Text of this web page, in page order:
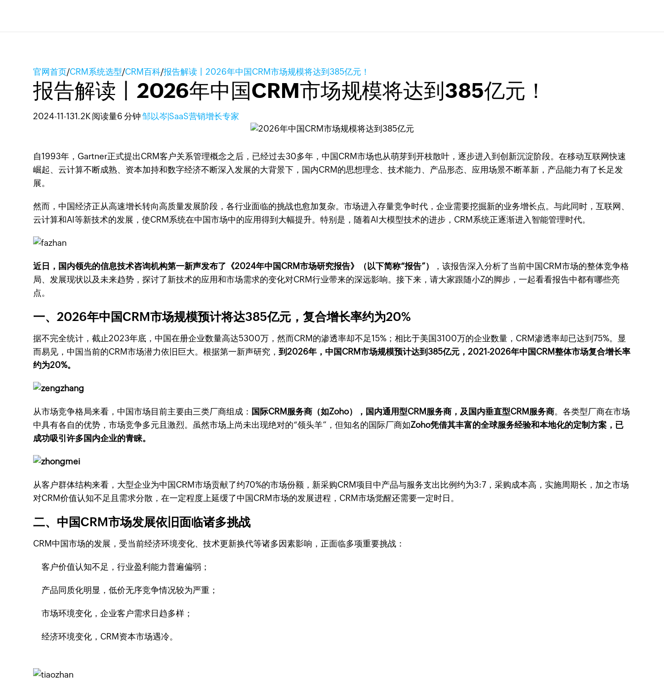
官网首页/CRM系统选型/CRM百科/报告解读丨2026年中国CRM市场规模将达到385亿元！
报告解读丨2026年中国CRM市场规模将达到385亿元！
2024-11-131.2K 阅读量6 分钟 邹以岑|SaaS营销增长专家
自1993年，Gartner正式提出CRM客户关系管理概念之后，已经过去30多年，中国CRM市场也从萌芽到开枝散叶，逐步进入到创新沉淀阶段。在移动互联网快速
崛起、云计算不断成熟、资本加持和数字经济不断深入发展的大背景下，国内CRM的思想理念、技术能力、产品形态、应用场景不断革新，产品能力有了长足发
展。
然而，中国经济正从高速增长转向高质量发展阶段，各行业面临的挑战也愈加复杂。市场进入存量竞争时代，企业需要挖掘新的业务增长点。与此同时，互联网、
云计算和AI等新技术的发展，使CRM系统在中国市场中的应用得到大幅提升。特别是，随着AI大模型技术的进步，CRM系统正逐渐进入智能管理时代。
近日，国内领先的信息技术咨询机构第一新声发布了《2024年中国CRM市场研究报告》（以下简称“报告”）
，该报告深入分析了当前中国CRM市场的整体竞争格
局、发展现状以及未来趋势，探讨了新技术的应用和市场需求的变化对CRM行业带来的深远影响。接下来，请大家跟随小Z的脚步，一起看看报告中都有哪些亮
点。
一、2026年中国CRM市场规模预计将达385亿元，复合增长率约为20%
据不完全统计，截止2023年底，中国在册企业数量高达5300万，然而CRM的渗透率却不足15%；相比于美国3100万的企业数量，CRM渗透率却已达到75%。显
而易见，中国当前的CRM市场潜力依旧巨大。根据第一新声研究，到2026年，中国CRM市场规模预计达到385亿元，2021-2026年中国CRM整体市场复合增长率
约为20%。
从市场竞争格局来看，中国市场目前主要由三类厂商组成： 国际CRM服务商（如Zoho），国内通用型CRM服务商，及国内垂直型CRM服务商。各类型厂商在市场
中具有各自的优势，市场竞争多元且激烈。虽然市场上尚未出现绝对的“领头羊”，但知名的国际厂商如Zoho凭借其丰富的全球服务经验和本地化的定制方案，已
成功吸引许多国内企业的青睐。
从客户群体结构来看，大型企业为中国CRM市场贡献了约70%的市场份额，新采购CRM项目中产品与服务支出比例约为3:7，采购成本高，实施周期长，加之市场
对CRM价值认知不足且需求分散，在一定程度上延缓了中国CRM市场的发展进程，CRM市场觉醒还需要一定时日。
二、中国CRM市场发展依旧面临诸多挑战
CRM中国市场的发展，受当前经济环境变化、技术更新换代等诸多因素影响，正面临多项重要挑战：
客户价值认知不足，行业盈利能力普遍偏弱；
产品同质化明显，低价无序竞争情况较为严重；
市场环境变化，企业客户需求日趋多样；
经济环境变化，CRM资本市场遇冷。